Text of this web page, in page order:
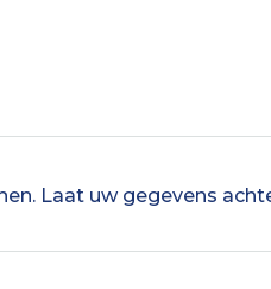
Laat uw gegevens